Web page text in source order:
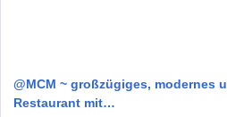
@MCM ~ großzügiges, modernes
Restaurant mit…